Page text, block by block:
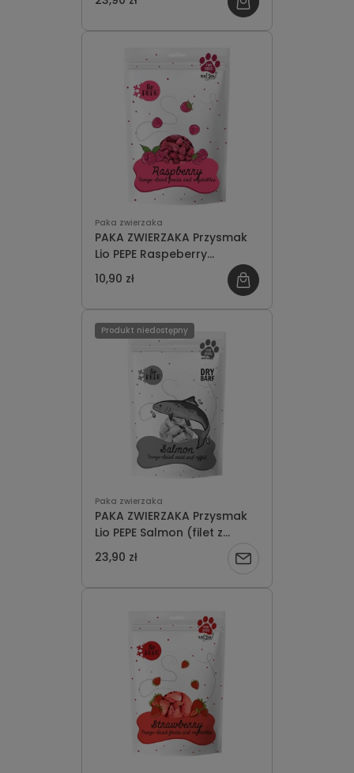
Paka zwierzaka
PAKA ZWIERZAKA Przysmak
Lio PEPE Raspeberry
(malina) 15g
10,90 zł
Paka zwierzaka
PAKA ZWIERZAKA Przysmak
Lio PEPE Salmon (filet z
łososia) 60g
23,90 zł
Produkt niedostępny
Powiadom
o